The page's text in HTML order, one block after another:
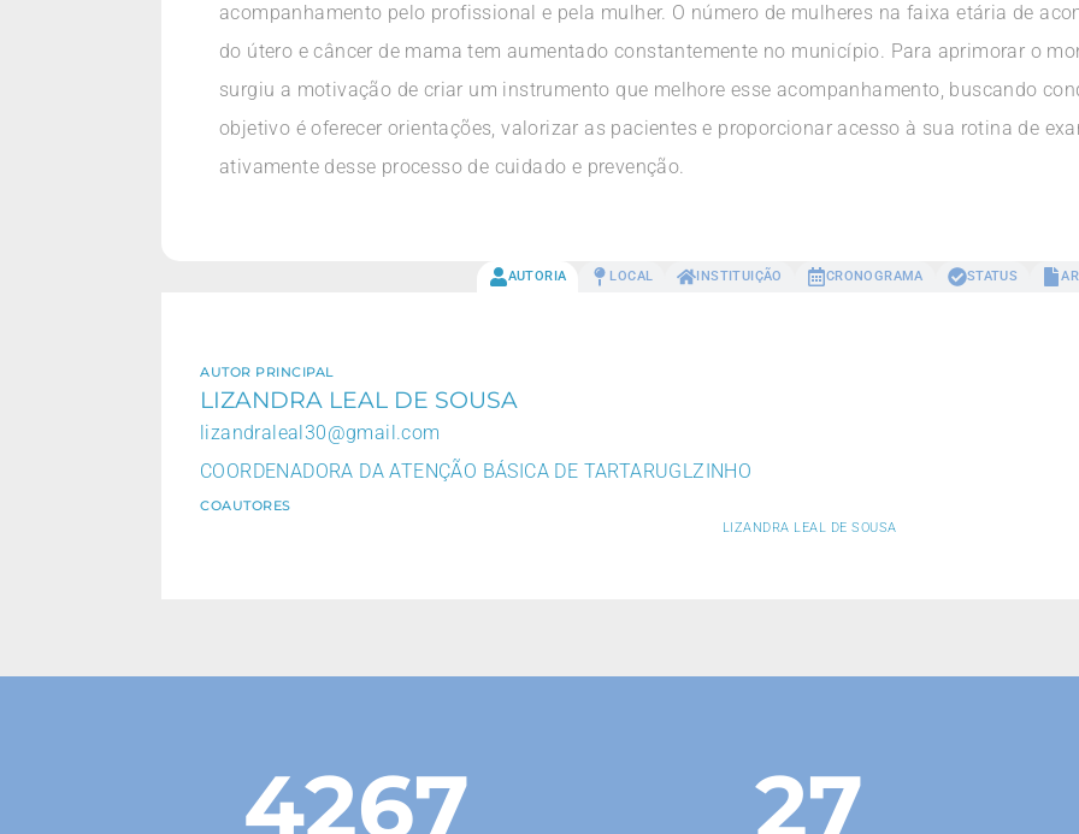
acompanhamento pelo profissional e pela mulher. O número de mulheres na faixa etária de
do útero e câncer de mama tem aumentado constantemente no município. Para aprimorar o
surgiu a motivação de criar um instrumento que melhore esse acompanhamento, buscando
objetivo é oferecer orientações, valorizar as pacientes e proporcionar acesso à sua rotina de
ativamente desse processo de cuidado e prevenção.
AUTORIA LOCAL INSTITUIÇÃO CRONOGRAMA STATUS
AUTOR PRINCIPAL
LIZANDRA LEAL DE SOUSA
lizandraleal30@gmail.com
COORDENADORA DA ATENÇÃO BÁSICA DE TARTARUGLZINHO
COAUTORES
LIZANDRA LEAL DE SOUSA
4267 27